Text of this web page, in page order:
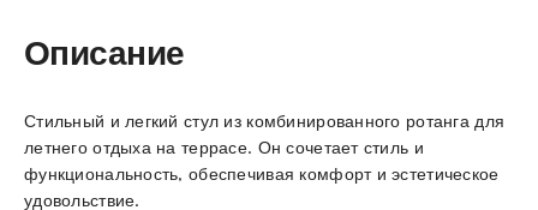
Описание
Стильный и легкий стул из комбинированного ротанга для
летнего отдыха на террасе. Он сочетает стиль и
функциональность, обеспечивая комфорт и эстетическое
удовольствие.